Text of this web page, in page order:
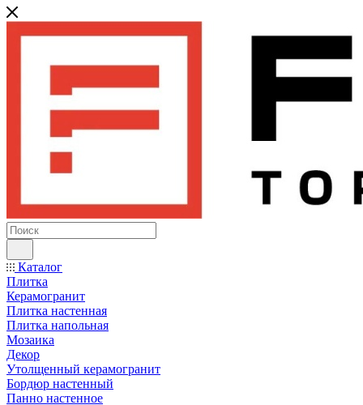
Каталог
Плитка
Керамогранит
Плитка настенная
Плитка напольная
Мозаика
Декор
Утолщенный керамогранит
Бордюр настенный
Панно настенное